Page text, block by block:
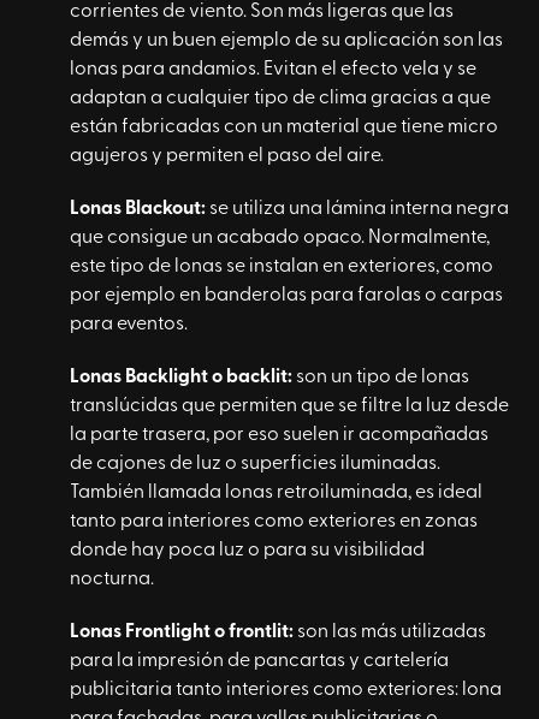
corrientes de viento. Son más ligeras que las
demás y un buen ejemplo de su aplicación son las
lonas para andamios. Evitan el efecto vela y se
adaptan a cualquier tipo de clima gracias a que
están fabricadas con un material que tiene micro
agujeros y permiten el paso del aire.
Lonas Blackout: se utiliza una lámina interna negra
que consigue un acabado opaco. Normalmente,
este tipo de lonas se instalan en exteriores, como
por ejemplo en banderolas para farolas o carpas
para eventos.
Lonas Backlighto backlit: son un tipo de lonas
translúcidas que permiten que se filtre la luz desde
la parte trasera, por eso suelen ir acompañadas
de cajones de luz o superficies iluminadas.
También llamada lonas retroiluminada, es ideal
tanto para interiores como exteriores en zonas
donde hay poca luz o para su visibilidad
nocturna.
Lonas Frontlightofrontlit: son las más utilizadas
para la impresión de pancartas y cartelería
publicitaria tanto interiores como exteriores: lona